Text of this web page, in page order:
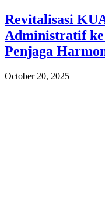
Revitalisasi
Administratif
Penjaga
October 20, 2025